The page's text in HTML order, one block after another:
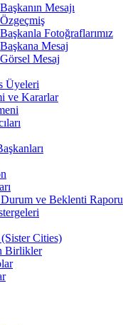
Başkanın Mesajı
Özgeçmiş
Başkanla Fotoğraflarımız
Başkana Mesaj
Görsel Mesaj
Üyeleri
ve Kararlar
ve Beklenti Raporu
Cities)
Birlikler